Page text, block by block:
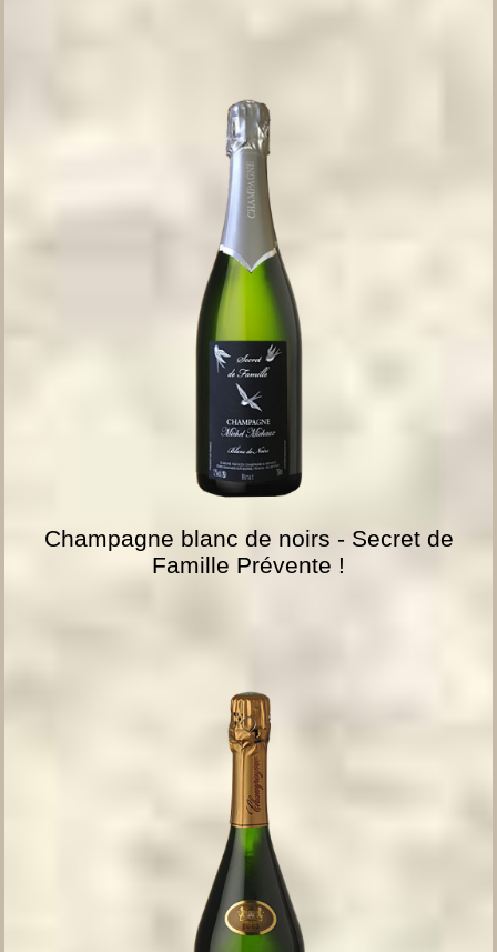
Champagne blanc de noirs - Secret de
Famille Prévente !